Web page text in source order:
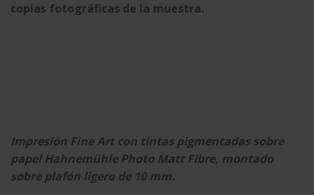
copias fotográficas de la muestra.
Impresión Fine Art con tintas pigmentadas sobre
papel Hahnemühle Photo Matt Fibre, montado
sobre plafón ligero de 10 mm.